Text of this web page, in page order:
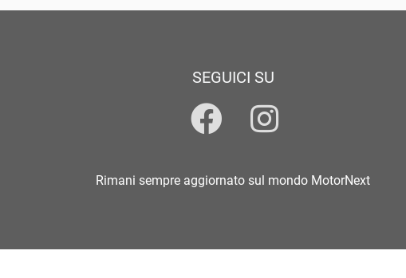
SEGUICI SU
Rimani sempre aggiornato sul mondo MotorNext